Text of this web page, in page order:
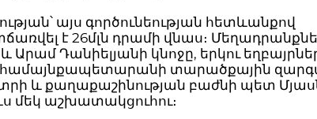
այս գործունեության հետևանքով
է 26մլն դրամի վնաս։
Դանիելյանի կնոջը, երկու
տարածքային
և քաղաքաշինության բաժնի պետ
մեկ աշխատակցուհու։